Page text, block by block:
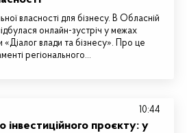
власності для бізнесу. В Обласній
відбулася онлайн-зустріч у межах
влади та бізнесу». Про це
регіонального…
інвестиційного проєкту: у
10:44